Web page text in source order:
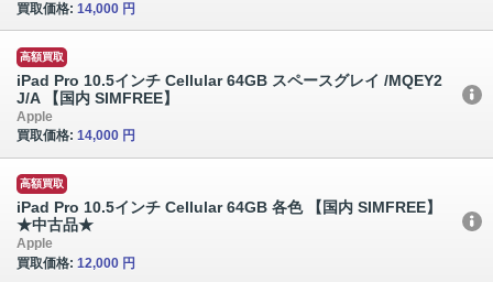
買取価格: 14,000 円
高額買取
iPad Pro 10.5インチ Cellular 64GB スペースグレイ /MQEY2
J/A 【国内 SIMFREE】
Apple
買取価格: 14,000 円
高額買取
iPad Pro 10.5インチ Cellular 64GB 各色 【国内 SIMFREE】
★中古品★
Apple
買取価格: 12,000 円